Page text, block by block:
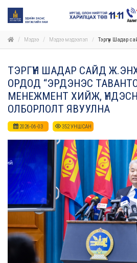
Мэдээ Мэдээ мэдээлэл Тэргүүн Шадар
ТЭРГҮҮН ШАДАР САЙД
ОРДОД “ЭРДЭНЭС
МЕНЕЖМЕНТ ХИЙЖ,
ОЛБОРЛОЛТ ЯВУУЛНА
2026-06-03 352УНШСАН